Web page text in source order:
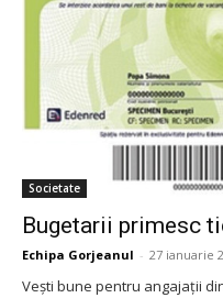
Societate
Bugetarii primesc
Echipa Gorjeanul - 27 ianuarie
Veşti bune pentru angajaţii